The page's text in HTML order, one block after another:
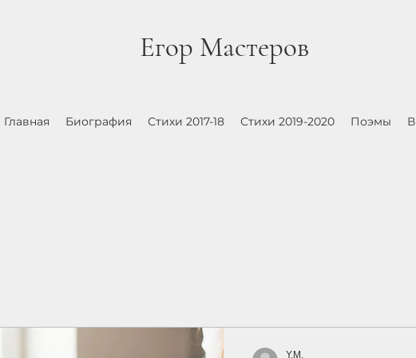
Егор Мастеров
Главная Биография Стихи 2017-18 Стихи 2019-2020 Поэмы
Y.M.